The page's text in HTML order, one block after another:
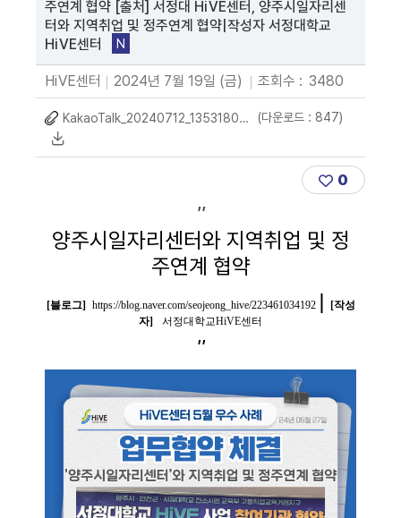
주연계 협약 [출처] 서정대 HiVE센터, 양주시일자리센
터와 지역취업 및 정주연계 협약|작성자 서정대학교
HiVE센터
N
HiVE센터 2024년 7월 19일 (금) 조회수 : 3480
KakaoTalk_20240712_135318033_02.png (다운로드 : 847)
0
''
양주시일자리센터와 지역취업 및 정
주연계 협약
[블로그] https://blog.naver.com/seojeong_hive/223461034192
(새 창 열림)
|
[작성
자]
서정대학교HiVE센터
''